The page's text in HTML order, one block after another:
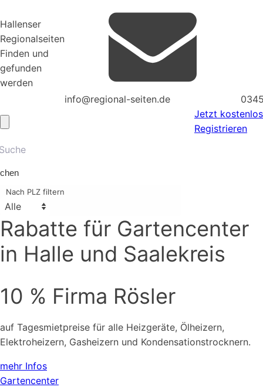
Hallenser
Regionalseiten
Finden und
gefunden
werden
info@regional-seiten.de
Jetzt kostenlos
Registrieren
Nach PLZ filtern
Rabatte für Gartencenter
in Halle und Saalekreis
10 % Firma Rösler
auf Tagesmietpreise für alle Heizgeräte, Ölheizern,
Elektroheizern, Gasheizern und Kondensationstrocknern.
mehr Infos
Gartencenter